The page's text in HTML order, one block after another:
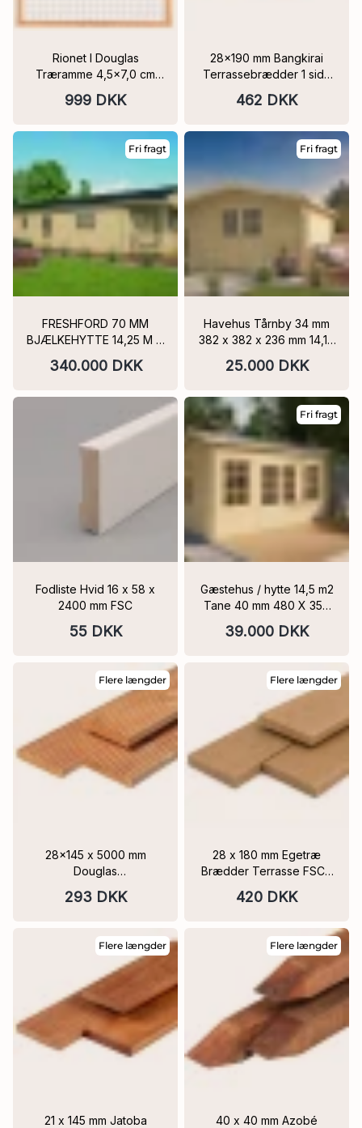
Rionet I Douglas
Træramme 4,5x7,0 cm
999 DKK
28x190 mm Bangkirai
Terrassebrædder 1 side
Varianter
462 DKK
Fri fragt
FRESHFORD 70 MM
BJÆLKEHYTTE 14,25 M X
340.000 DKK
Fri fragt
Havehus Tårnby 34 mm
382 x 382 x 236 mm 14,10
25.000 DKK
Fodliste Hvid 16 x 58 x
2400 mm FSC
55 DKK
Fri fragt
Gæstehus / hytte 14,5 m2
Tane 40 mm 480 X 350
39.000 DKK
Flere længder
28x145 x 5000 mm
Douglas
rillet 9 stk PEFC
293 DKK
Flere længder
28 x 180 mm Egetræ
Brædder Terrasse FSC®
420 DKK
Flere længder
21 x 145 mm Jatoba
Flere længder
40 x 40 mm Azobé